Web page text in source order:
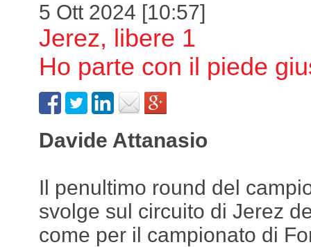
5 Ott 2024 [10:57]
Jerez, libere 1
Ho parte con il piede
Davide Attanasio
Il penultimo round del
svolge sul circuito di Jerez
come per il campionato di